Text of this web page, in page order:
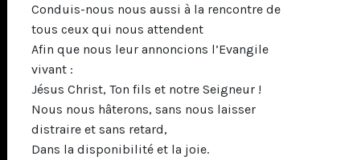
Conduis-nous nous aussi à la rencontre de
tous ceux qui nous attendent
Afin que nous leur annoncions l’Evangile
vivant :
Jésus Christ, Ton fils et notre Seigneur !
Nous nous hâterons, sans nous laisser
distraire et sans retard,
Dans la disponibilité et la joie.